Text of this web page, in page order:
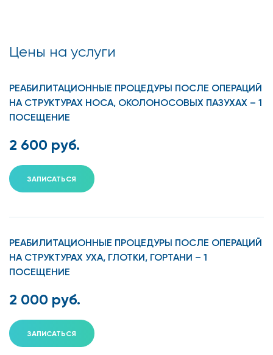
Цены на услуги
РЕАБИЛИТАЦИОННЫЕ ПРОЦЕДУРЫ ПОСЛЕ ОПЕРАЦИЙ
НА СТРУКТУРАХ НОСА, ОКОЛОНОСОВЫХ ПАЗУХАХ – 1
ПОСЕЩЕНИЕ
2 600 руб.
ЗАПИСАТЬСЯ
РЕАБИЛИТАЦИОННЫЕ ПРОЦЕДУРЫ ПОСЛЕ ОПЕРАЦИЙ
НА СТРУКТУРАХ УХА, ГЛОТКИ, ГОРТАНИ – 1
ПОСЕЩЕНИЕ
2 000 руб.
ЗАПИСАТЬСЯ